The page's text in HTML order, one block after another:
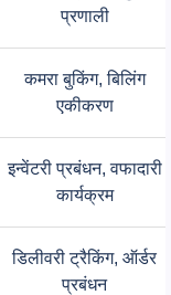
प्रणाली
कमरा बुकिंग, बिलिंग
एकीकरण
इन्वेंटरी प्रबंधन, वफादारी
कार्यक्रम
डिलीवरी ट्रैकिंग, ऑर्डर
प्रबंधन